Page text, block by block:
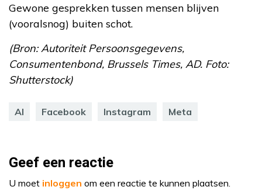
Gewone gesprekken tussen mensen blijven
(vooralsnog) buiten schot.
(Bron: Autoriteit Persoonsgegevens,
Consumentenbond, Brussels Times, AD. Foto:
Shutterstock)
AI Facebook Instagram Meta
Geef een reactie
U moet inloggen om een reactie te kunnen plaatsen.